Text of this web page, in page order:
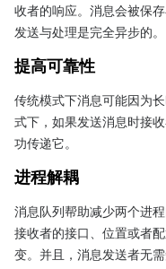
收者的响应。消息会被保
发送与处理是完全异步的。
提高可靠性
传统模式下消息可能因为
式下，如果发送消息时接
功传递它。
进程解耦
消息队列帮助减少两个进
接收者的接口、位置或者
变。并且，消息发送者无